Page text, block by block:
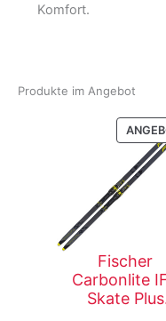
Komfort.
Produkte im Angebot
Fischer
Carbonlite
Skate Plus
medium incl.